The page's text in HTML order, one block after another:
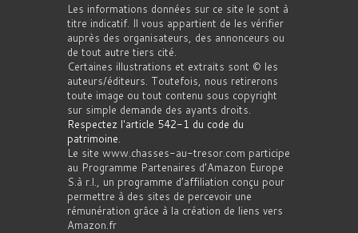
Les informations données sur ce site le sont à
titre indicatif. Il vous appartient de les vérifier
auprès des organisateurs, des annonceurs ou
de tout autre tiers cité.
Certaines illustrations et extraits sont © les
auteurs/éditeurs. Toutefois, nous retirerons
toute image ou tout contenu sous copyright
sur simple demande des ayants droits.
Respectez l'article 542-1 du code du
patrimoine.
Le site www.chasses-au-tresor.com participe
au Programme Partenaires d’Amazon Europe
S.à r.l., un programme d’affiliation conçu pour
permettre à des sites de percevoir une
rémunération grâce à la création de liens vers
Amazon.fr